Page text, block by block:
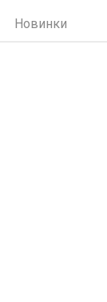
Новинки